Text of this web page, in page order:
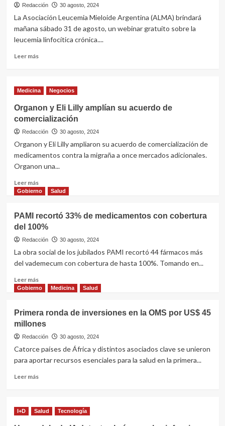
predecir
riesgos
en
mujeres
Redacción 30 agosto, 2024
La Asociación Leucemia Mieloide Argentina (ALMA) brindará
mañana sábado 31 de agosto, un webinar gratuito sobre la
leucemia linfocítica crónica....
Leer másLeer
linfocítica
webinario
gratuito
para
profundizar
sobre
la
enfermedad
Medicina Negocios
Organon y Eli Lilly amplían su acuerdo de
comercialización
Redacción 30 agosto, 2024
Organon y Eli Lilly ampliaron su acuerdo de comercialización de
medicamentos contra la migraña a once mercados adicionales.
Organon una...
Leer másLeer
más
y
Eli
Lilly
amplían
acuerdo
comercialización
Gobierno Salud
PAMI recortó 33% de medicamentos con cobertura
del 100%
Redacción 30 agosto, 2024
La obra social de los jubilados PAMI recortó 44 fármacos más
del vademecum con cobertura de hasta 100%. Tomando en...
Leer másLeer
más
recortó
33%
de
medicamentos
con
cobertura
Gobierno Medicina Salud
Primera ronda de inversiones en la OMS por US$ 45
millones
Redacción 30 agosto, 2024
Catorce países de África y distintos asociados clave se unieron
para aportar recursos esenciales para la salud en la primera...
Leer másLeer
ronda
I+D Salud Tecnología